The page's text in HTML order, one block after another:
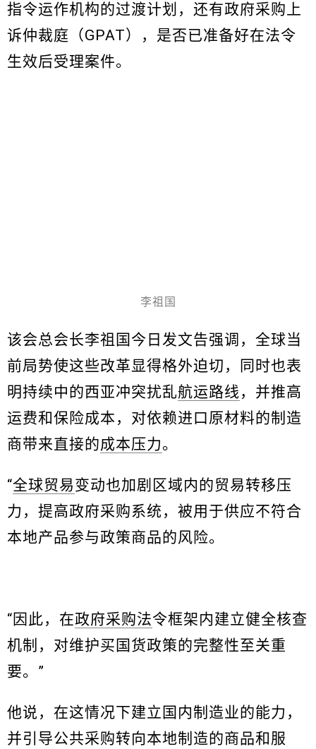
指令运作机构的过渡计划，还有政府采购上
诉仲裁庭（GPAT），是否已准备好在法令
生效后受理案件。
李祖国
该会总会长李祖国今日发文告强调，全球当
前局势使这些改革显得格外迫切，同时也表
明持续中的西亚冲突扰乱航运路线，并推高
运费和保险成本，对依赖进口原材料的制造
商带来直接的成本压力。
“全球贸易变动也加剧区域内的贸易转移压
力，提高政府采购系统，被用于供应不符合
本地产品参与政策商品的风险。
“因此，在政府采购法令框架内建立健全核查
机制，对维护买国货政策的完整性至关重
要。”
他说，在这情况下建立国内制造业的能力，
并引导公共采购转向本地制造的商品和服